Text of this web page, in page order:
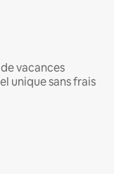
vacances
unique sans frais